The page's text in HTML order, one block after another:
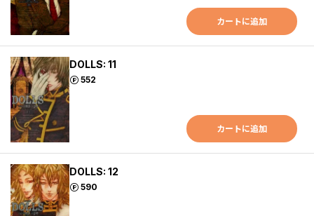
カートに追加
DOLLS: 11
552
ポイント
カートに追加
DOLLS: 12
590
ポイント